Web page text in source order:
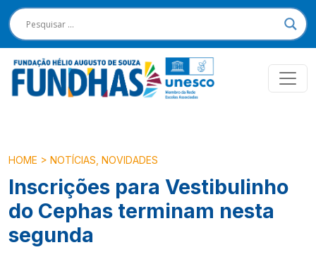
HOME > NOTÍCIAS NOVIDADES
Inscrições para Vestibulinho
do Cephas terminam nesta
segunda